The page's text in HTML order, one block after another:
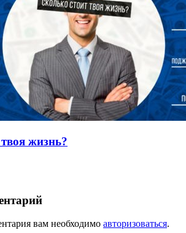
жизнь?
вам необходимо авторизоваться.